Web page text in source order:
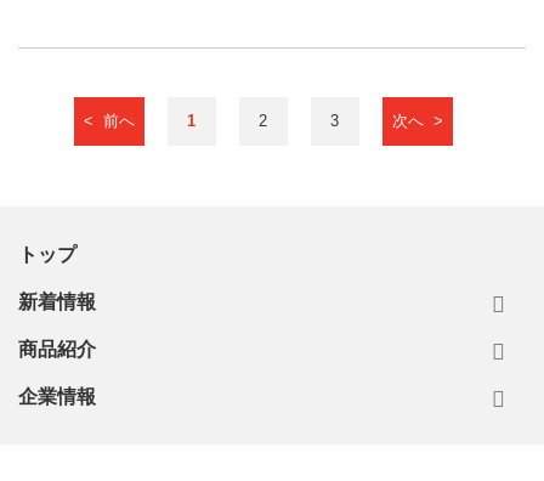
< 前へ 1 2 3 次へ >
トップ
新着情報
商品紹介
企業情報